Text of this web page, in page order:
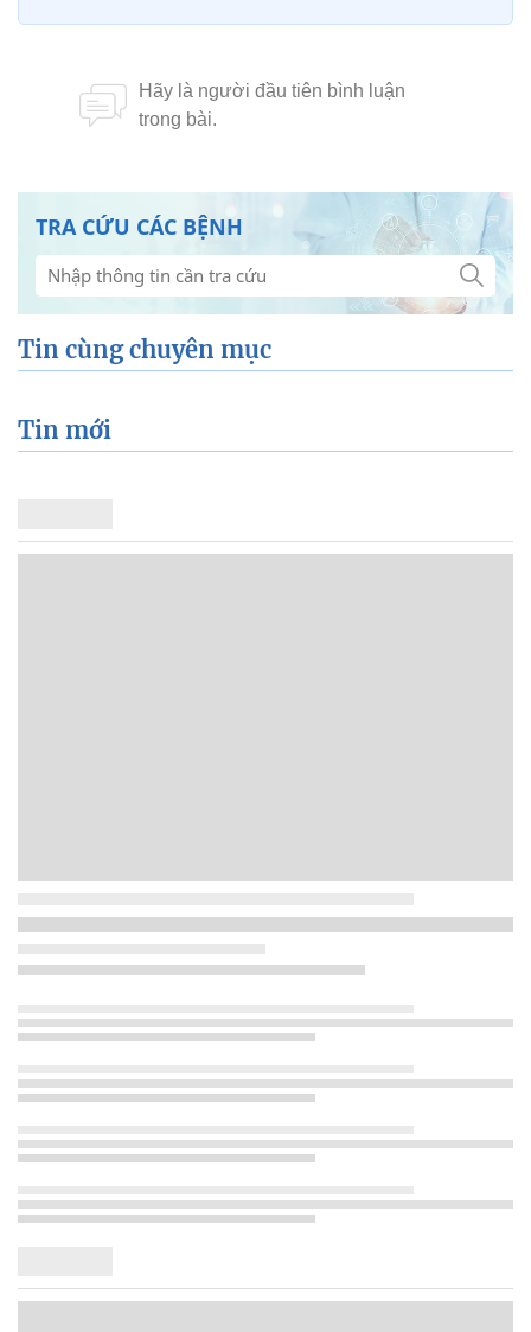
TRA CỨU CÁC BỆNH
Tin cùng chuyên mục
Tin mới